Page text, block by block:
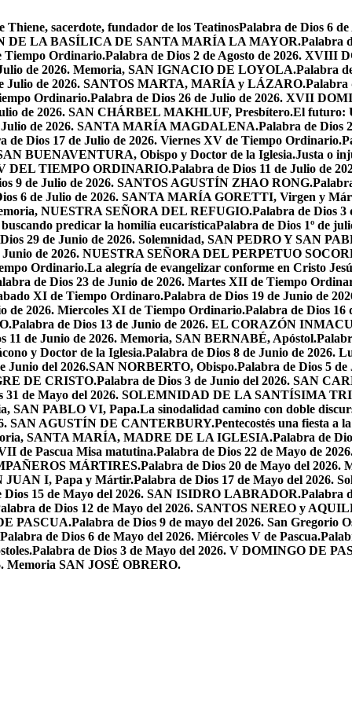
Thiene, sacerdote, fundador de los TeatinosPalabra de Dios 6
DE LA BASÍLICA DE SANTA MARÍA LA MAYOR.Palabra
Tiempo Ordinario.Palabra de Dios 2 de Agosto de 2026.
de 2026. Memoria, SAN IGNACIO DE LOYOLA.Palabra
Julio de 2026. SANTOS MARTA, MARÍA y LÁZARO.Palabra
Ordinario.Palabra de Dios 26 de Julio de 2026. XVII
de 2026. SAN CHÁRBEL MAKHLUF, Presbítero.El futuro:
Julio de 2026. SANTA MARÍA MAGDALENA.Palabra de Dios
de Dios 17 de Julio de 2026. Viernes XV de Tiempo Ordinario.
BUENAVENTURA, Obispo y Doctor de la Iglesia.Justa o
DEL TIEMPO ORDINARIO.Palabra de Dios 11 de Julio de
9 de Julio de 2026. SANTOS AGUSTÍN ZHAO RONG.
6 de Julio de 2026. SANTA MARÍA GORETTI, Virgen y
NUESTRA SEÑORA DEL REFUGIO.Palabra de Dios 3
predicar la homilía eucarísticaPalabra de Dios 1º de
29 de Junio de 2026. Solemnidad, SAN PEDRO Y SAN
Junio de 2026. NUESTRA SEÑORA DEL PERPETUO
Ordinario.La alegría de evangelizar conforme en Cristo
de Dios 23 de Junio de 2026. Martes XII de Tiempo
XI de Tiempo Ordinaro.Palabra de Dios 19 de Junio de
de 2026. Miercoles XI de Tiempo Ordinario.Palabra de Dios 16
Palabra de Dios 13 de Junio de 2026. EL CORAZÓN
11 de Junio de 2026. Memoria, SAN BERNABÉ, Apóstol.
y Doctor de la Iglesia.Palabra de Dios 8 de Junio de 2026.
Junio del 2026.SAN NORBERTO, Obispo.Palabra de Dios 5
DE CRISTO.Palabra de Dios 3 de Junio del 2026. SAN
31 de Mayo del 2026. SOLEMNIDAD DE LA SANTÍSIMA
SAN PABLO VI, Papa.La sinodalidad camino con doble
SAN AGUSTÍN DE CANTERBURY.Pentecostés una fiesta a
SANTA MARÍA, MADRE DE LA IGLESIA.Palabra de
de Pascua Misa matutina.Palabra de Dios 22 de Mayo de
MÁRTIRES.Palabra de Dios 20 de Mayo del 2026.
JUAN I, Papa y Mártir.Palabra de Dios 17 de Mayo del 2026.
Dios 15 de Mayo del 2026. SAN ISIDRO LABRADOR.Palabra
de Dios 12 de Mayo del 2026. SANTOS NEREO y
PASCUA.Palabra de Dios 9 de mayo del 2026. San Gregorio
Palabra de Dios 6 de Mayo del 2026. Miércoles V de Pascua.
Palabra de Dios 3 de Mayo del 2026. V DOMINGO DE
Memoria SAN JOSÉ OBRERO.